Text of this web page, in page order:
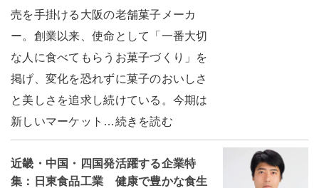
売を手掛ける大阪の老舗菓子メーカ
ー。創業以来、使命として「一番大切
な人に食べてもらうお菓子づくり」を
掲げ、変化を恐れずに菓子のおいしさ
と美しさを追求し続けている。今期は
新しいマーケット…続きを読む
近畿・中国・四国発活躍する企業特
集：日東食品工業 健康で豊かな食生